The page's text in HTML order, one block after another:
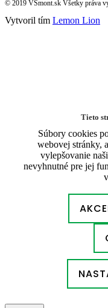
© 2019 VSmont.sk Všetky práva
Vytvoril tím Lemon Lion
Tieto
Súbory cookies
webovej stránky,
vylepšovanie
nevyhnutné pre jej